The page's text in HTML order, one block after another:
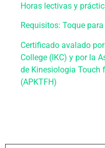
Horas lectivas y
Requisitos: Toque
Certificado avalado
College (IKC) y por la
de Kinesiologia Touch
(APKTFH)